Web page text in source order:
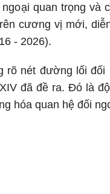
quan trọng
cương vị mới,
- 2026).
rõ nét đường lối
đã đề ra. Đó là
hóa quan hệ đối